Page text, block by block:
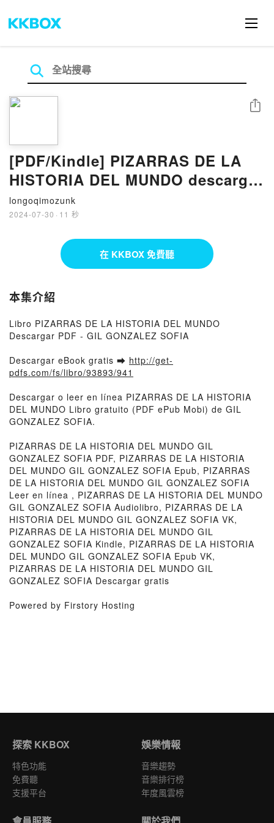
[PDF/Kindle] PIZARRAS DE LA
HISTORIA DEL MUNDO descargar
gratis
longoqimozunk
2024-07-30 · 11 秒
分享
在 KKBOX 免費聽
本集介紹
Libro PIZARRAS DE LA HISTORIA DEL MUNDO
Descargar PDF - GIL GONZALEZ SOFIA
Descargar eBook gratis ➡ http://get-
pdfs.com/fs/libro/93893/941
Descargar o leer en línea PIZARRAS DE LA HISTORIA
DEL MUNDO Libro gratuito (PDF ePub Mobi) de GIL
GONZALEZ SOFIA.
PIZARRAS DE LA HISTORIA DEL MUNDO GIL
GONZALEZ SOFIA PDF, PIZARRAS DE LA HISTORIA
DEL MUNDO GIL GONZALEZ SOFIA Epub, PIZARRAS
DE LA HISTORIA DEL MUNDO GIL GONZALEZ SOFIA
Leer en línea , PIZARRAS DE LA HISTORIA DEL MUNDO
GIL GONZALEZ SOFIA Audiolibro, PIZARRAS DE LA
HISTORIA DEL MUNDO GIL GONZALEZ SOFIA VK,
PIZARRAS DE LA HISTORIA DEL MUNDO GIL
GONZALEZ SOFIA Kindle, PIZARRAS DE LA HISTORIA
DEL MUNDO GIL GONZALEZ SOFIA Epub VK,
PIZARRAS DE LA HISTORIA DEL MUNDO GIL
GONZALEZ SOFIA Descargar gratis
Powered by Firstory Hosting
探索 KKBOX
特色功能
免費聽
支援平台
娛樂情報
音樂趨勢
音樂排行榜
年度風雲榜